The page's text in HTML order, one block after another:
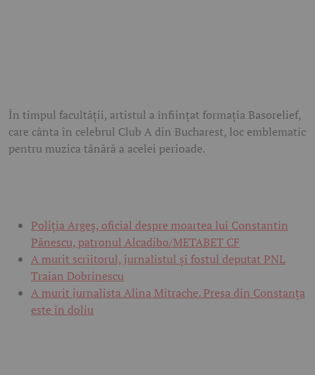
În timpul facultății, artistul a înființat formația Basorelief,
care cânta în celebrul Club A din Bucharest, loc emblematic
pentru muzica tânără a acelei perioade.
Poliția Argeș, oficial despre moartea lui Constantin
Pănescu, patronul Alcadibo/METABET CF
A murit scriitorul, jurnalistul și fostul deputat PNL
Traian Dobrinescu
A murit jurnalista Alina Mitrache. Presa din Constanța
este în doliu